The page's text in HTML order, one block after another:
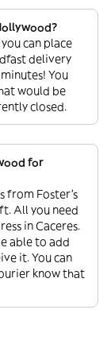
can place
delivery
You
would be
closed.
for
from Foster's
All you need
in Caceres.
able to add
it. You can
know that